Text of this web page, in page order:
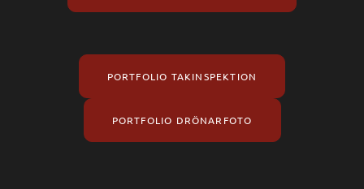
PORTFOLIO TAKINSPEKTION
PORTFOLIO DRÖNARFOTO